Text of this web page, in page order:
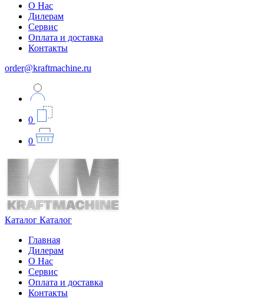
О Нас
Дилерам
Сервис
Оплата и доставка
Контакты
order@kraftmachine.ru
0
0
Каталог Каталог
Главная
Дилерам
О Нас
Сервис
Оплата и доставка
Контакты